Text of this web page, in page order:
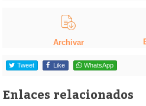
Archivar
Tweet Like WhatsApp
Enlaces relacionados